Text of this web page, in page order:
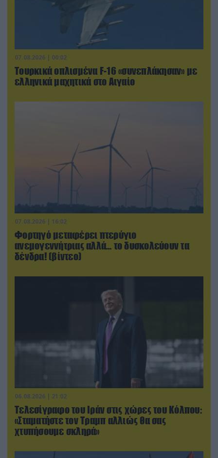
07.08.2026 | 00:02
Τουρκικά οπλισμένα F-16 «συνεπλάκησαν» με
ελληνικά μαχητικά στο Αιγαίο
07.08.2026 | 16:02
Φορτηγό μεταφέρει πτερύγιο
ανεμογεννήτριας αλλά… το δυσκολεύουν τα
δένδρα! (βίντεο)
06.08.2026 | 21:02
Τελεσίγραφο του Ιράν στις χώρες του Κόλπου:
«Σταματήστε τον Τραμπ αλλιώς θα σας
χτυπήσουμε σκληρά»